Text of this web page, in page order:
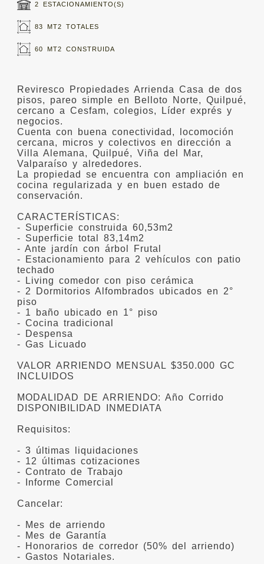
2 ESTACIONAMIENTO(S)
83 MT2 TOTALES
60 MT2 CONSTRUIDA
Reviresco Propiedades Arrienda Casa de dos
pisos, pareo simple en Belloto Norte, Quilpué,
cercano a Cesfam, colegios, Líder exprés y
negocios.
Cuenta con buena conectividad, locomoción
cercana, micros y colectivos en dirección a
Villa Alemana, Quilpué, Viña del Mar,
Valparaíso y alrededores.
La propiedad se encuentra con ampliación en
cocina regularizada y en buen estado de
conservación.
CARACTERÍSTICAS:
- Superficie construida 60,53m2
- Superficie total 83,14m2
- Ante jardín con árbol Frutal
- Estacionamiento para 2 vehículos con patio
techado
- Living comedor con piso cerámica
- 2 Dormitorios Alfombrados ubicados en 2°
piso
- 1 baño ubicado en 1° piso
- Cocina tradicional
- Despensa
- Gas Licuado
VALOR ARRIENDO MENSUAL $350.000 GC
INCLUIDOS
MODALIDAD DE ARRIENDO: Año Corrido
DISPONIBILIDAD INMEDIATA
Requisitos:
- 3 últimas liquidaciones
- 12 últimas cotizaciones
- Contrato de Trabajo
- Informe Comercial
Cancelar:
- Mes de arriendo
- Mes de Garantía
- Honorarios de corredor (50% del arriendo)
- Gastos Notariales.